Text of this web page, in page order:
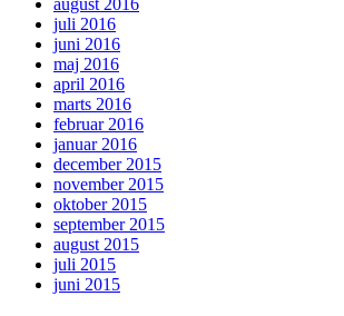
juli 2016
juni 2016
maj 2016
april 2016
marts 2016
februar 2016
januar 2016
december 2015
november 2015
oktober 2015
september 2015
august 2015
juli 2015
juni 2015